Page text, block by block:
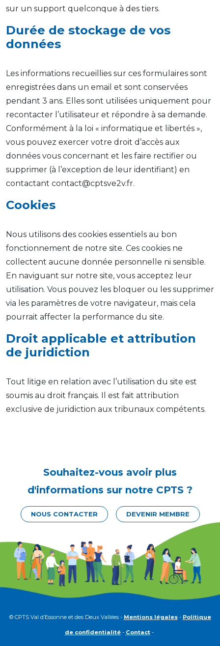
sur un support quelconque à des tiers.
Durée de stockage de vos
données
Les informations recueillies sur ces formulaires sont
enregistrées dans un email et sont conservées
pendant 3 ans. Elles sont utilisées uniquement pour
recontacter l’utilisateur et répondre à sa demande.
Conformément à la loi « informatique et libertés »,
vous pouvez exercer votre droit d’accès aux
données vous concernant et les faire rectifier ou
supprimer (à l’exception de leur identifiant) en
contactant contact@cptsve2v.fr.
Cookies
Nous utilisons des cookies essentiels au bon
fonctionnement de notre site. Ces cookies ne
collectent aucune donnée personnelle ni sensible.
En naviguant sur notre site, vous acceptez leur
utilisation. Vous pouvez les bloquer ou les supprimer
via les paramètres de votre navigateur, mais cela
pourrait affecter la performance du site.
Droit applicable et attribution
de juridiction
Tout litige en relation avec l’utilisation du site est
soumis au droit français. Il est fait attribution
exclusive de juridiction aux tribunaux compétents.
Souhaitez-vous avoir plus
d'informations sur notre CPTS ?
NOUS CONTACTER DEVENIR MEMBRE
© CPTS Val d’Essonne et des Deux Vallées - Mentions légales- Politique
de confidentialité- Contact-